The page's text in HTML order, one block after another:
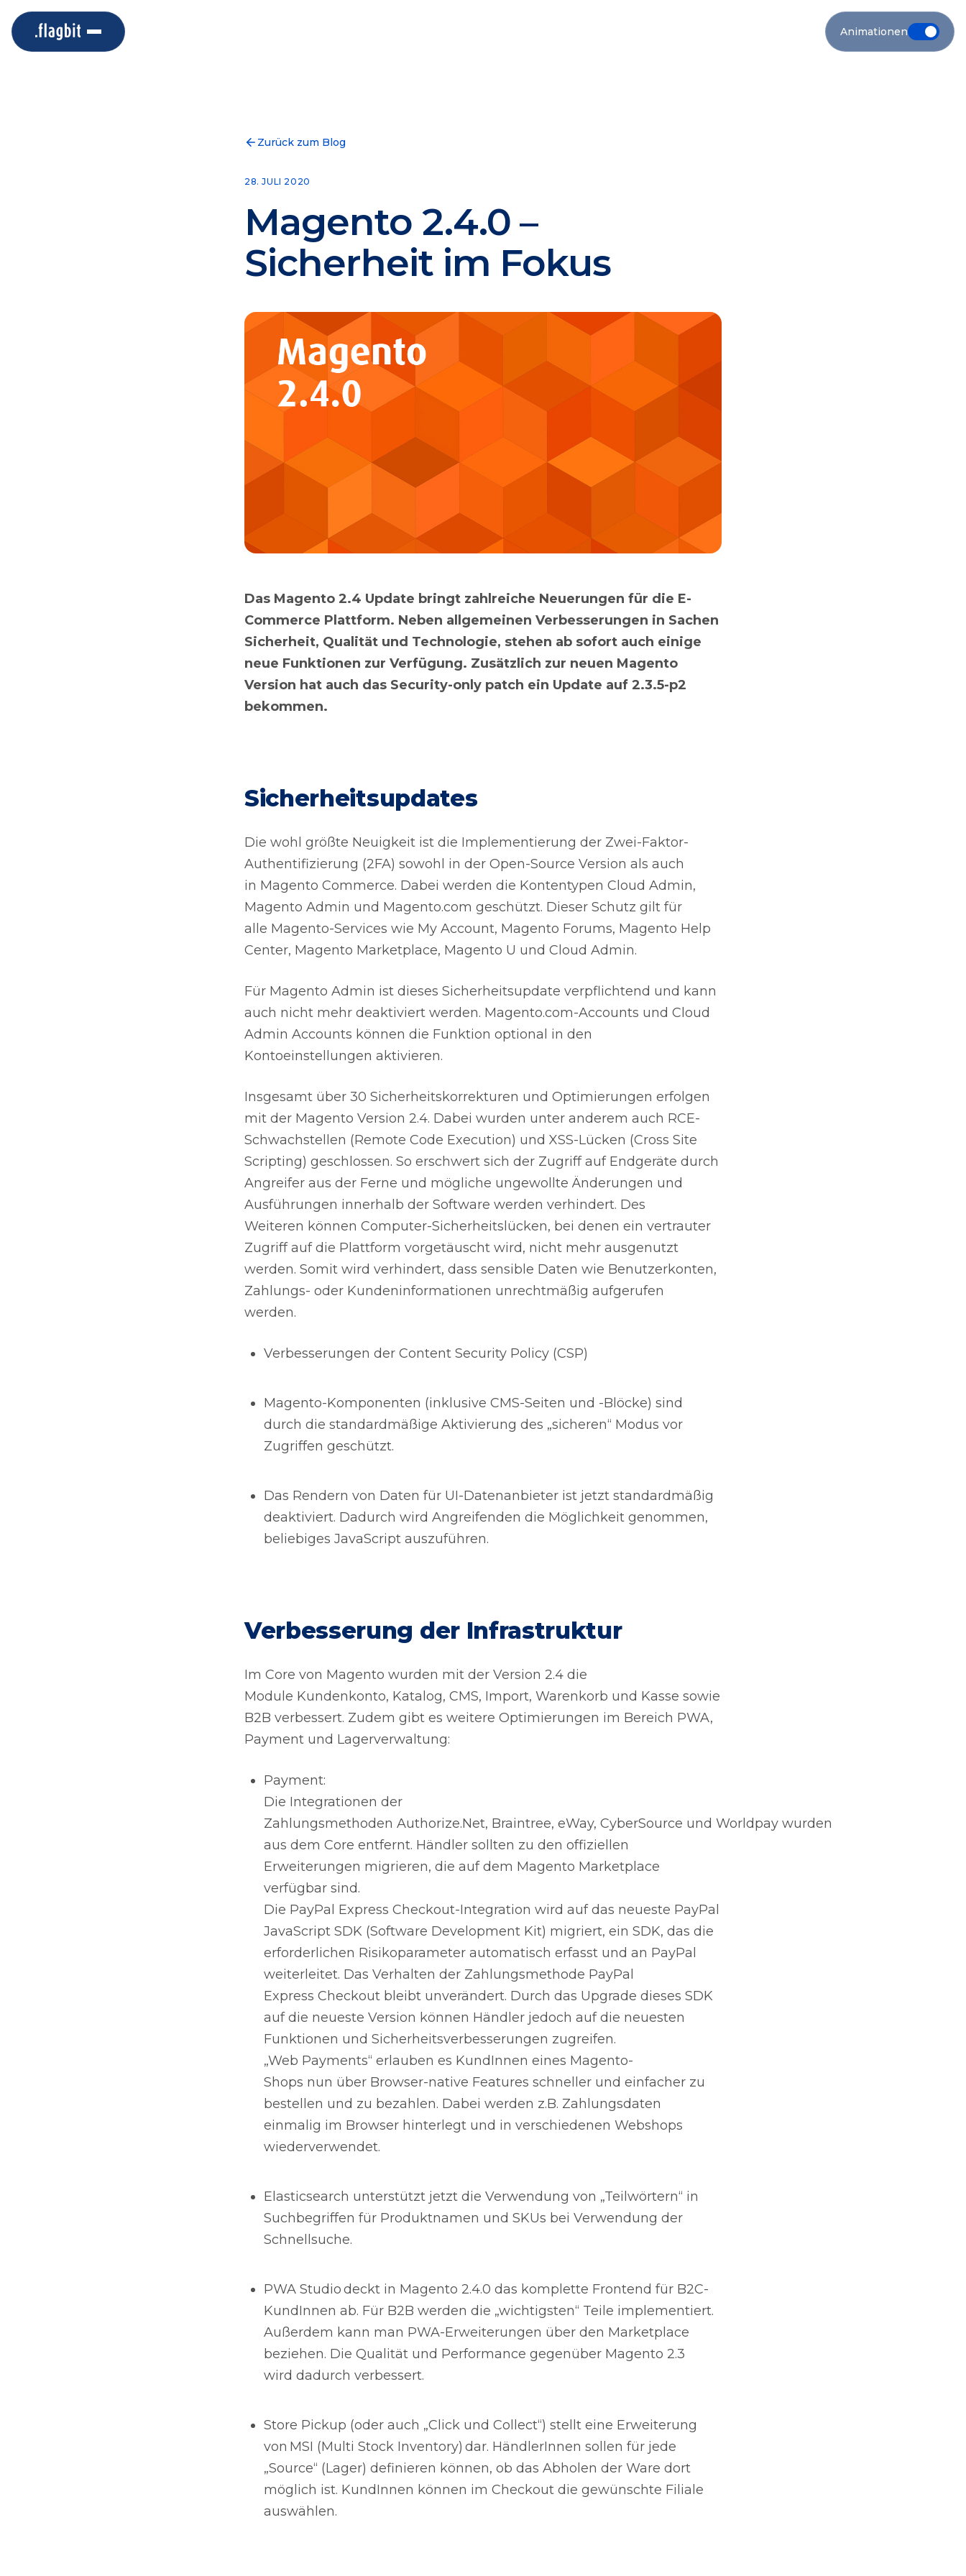
Zurück zum Blog
28. JULI 2020
Magento 2.4.0 –
Sicherheit im Fokus
Das Magento 2.4 Update bringt zahlreiche Neuerungen für die E-
Commerce Plattform. Neben allgemeinen Verbesserungen in Sachen
Sicherheit, Qualität und Technologie, stehen ab sofort auch einige
neue Funktionen zur Verfügung. Zusätzlich zur neuen Magento
Version hat auch das Security-only patch ein Update auf 2.3.5-p2
bekommen.
Sicherheitsupdates
Die wohl größte Neuigkeit ist die Implementierung der Zwei-Faktor-
Authentifizierung (2FA) sowohl in der Open-Source Version als auch
in Magento Commerce. Dabei werden die Kontentypen Cloud Admin,
Magento Admin und Magento.com geschützt. Dieser Schutz gilt für
alle Magento-Services wie My Account, Magento Forums, Magento Help
Center, Magento Marketplace, Magento U und Cloud Admin.
Für Magento Admin ist dieses Sicherheitsupdate verpflichtend und kann
auch nicht mehr deaktiviert werden. Magento.com-Accounts und Cloud
Admin Accounts können die Funktion optional in den
Kontoeinstellungen aktivieren.
Insgesamt über 30 Sicherheitskorrekturen und Optimierungen erfolgen
mit der Magento Version 2.4. Dabei wurden unter anderem auch RCE-
Schwachstellen (Remote Code Execution) und XSS-Lücken (Cross Site
Scripting) geschlossen. So erschwert sich der Zugriff auf Endgeräte durch
Angreifer aus der Ferne und mögliche ungewollte Änderungen und
Ausführungen innerhalb der Software werden verhindert. Des
Weiteren können Computer-Sicherheitslücken, bei denen ein vertrauter
Zugriff auf die Plattform vorgetäuscht wird, nicht mehr ausgenutzt
werden. Somit wird verhindert, dass sensible Daten wie Benutzerkonten,
Zahlungs- oder Kundeninformationen unrechtmäßig aufgerufen
werden.
Verbesserungen der Content Security Policy (CSP)
Magento-Komponenten (inklusive CMS-Seiten und -Blöcke) sind
durch die standardmäßige Aktivierung des „sicheren“ Modus vor
Zugriffen geschützt.
Das Rendern von Daten für UI-Datenanbieter ist jetzt standardmäßig
deaktiviert. Dadurch wird Angreifenden die Möglichkeit genommen,
beliebiges JavaScript auszuführen.
Verbesserung der Infrastruktur
Im Core von Magento wurden mit der Version 2.4 die
Module Kundenkonto, Katalog, CMS, Import, Warenkorb und Kasse sowie
B2B verbessert. Zudem gibt es weitere Optimierungen im Bereich PWA,
Payment und Lagerverwaltung:
Payment:
Die Integrationen der
Zahlungsmethoden Authorize.Net, Braintree, eWay, CyberSource und Worldpay wurden
aus dem Core entfernt. Händler sollten zu den offiziellen
Erweiterungen migrieren, die auf dem Magento Marketplace
verfügbar sind.
Die PayPal Express Checkout-Integration wird auf das neueste PayPal
JavaScript SDK (Software Development Kit) migriert, ein SDK, das die
erforderlichen Risikoparameter automatisch erfasst und an PayPal
weiterleitet. Das Verhalten der Zahlungsmethode PayPal
Express Checkout bleibt unverändert. Durch das Upgrade dieses SDK
auf die neueste Version können Händler jedoch auf die neuesten
Funktionen und Sicherheitsverbesserungen zugreifen.
„Web Payments“ erlauben es KundInnen eines Magento-
Shops nun über Browser-native Features schneller und einfacher zu
bestellen und zu bezahlen. Dabei werden z.B. Zahlungsdaten
einmalig im Browser hinterlegt und in verschiedenen Webshops
wiederverwendet.
Elasticsearch unterstützt jetzt die Verwendung von „Teilwörtern“ in
Suchbegriffen für Produktnamen und SKUs bei Verwendung der
Schnellsuche.
PWA Studio deckt in Magento 2.4.0 das komplette Frontend für B2C-
KundInnen ab. Für B2B werden die „wichtigsten“ Teile implementiert.
Außerdem kann man PWA-Erweiterungen über den Marketplace
beziehen. Die Qualität und Performance gegenüber Magento 2.3
wird dadurch verbessert.
Store Pickup (oder auch „Click und Collect“) stellt eine Erweiterung
von MSI (Multi Stock Inventory) dar. HändlerInnen sollen für jede
„Source“ (Lager) definieren können, ob das Abholen der Ware dort
möglich ist. KundInnen können im Checkout die gewünschte Filiale
auswählen.
Animationen